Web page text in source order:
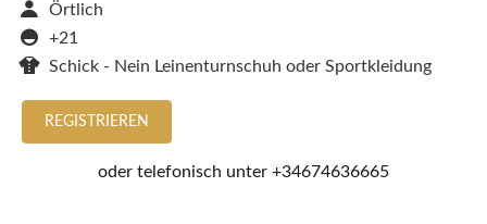
Örtlich
+21
Schick - Nein Leinenturnschuh oder Sportkleidung
REGISTRIEREN
oder telefonisch unter +34674636665